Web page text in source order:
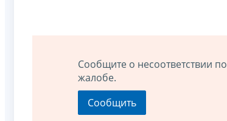
Сообщите о несоответствии
жалобе.